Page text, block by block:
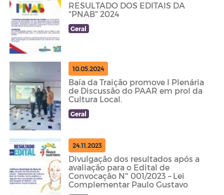
RESULTADO DOS EDITAIS DA
"PNAB" 2024
Geral
10.05.2024
Baía da Traição promove I Plenária
de Discussão do PAAR em prol da
Cultura Local.
Geral
24.11.2023
Divulgação dos resultados após a
avaliação para o Edital de
Convocação Nº 001/2023 – Lei
Complementar Paulo Gustavo